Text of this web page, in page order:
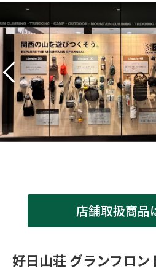
店舗取扱商品
好日山荘 グランフロン